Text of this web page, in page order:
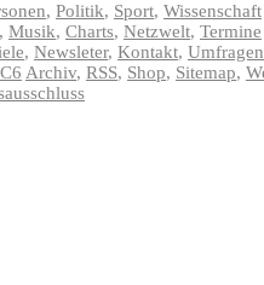
, Politik, Sport, Wissenschaft
, Musik, Charts, Netzwelt, Termine
, Newsleter, Kontakt, Umfragen
C6 Archiv, RSS, Shop, Sitemap,